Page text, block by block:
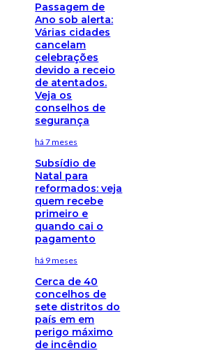
Passagem de
Ano sob alerta:
Várias cidades
cancelam
celebrações
devido a receio
de atentados.
Veja os
conselhos de
segurança
há 7 meses
Subsídio de
Natal para
reformados: veja
quem recebe
primeiro e
quando cai o
pagamento
há 9 meses
Cerca de 40
concelhos de
sete distritos do
país em em
perigo máximo
de incêndio